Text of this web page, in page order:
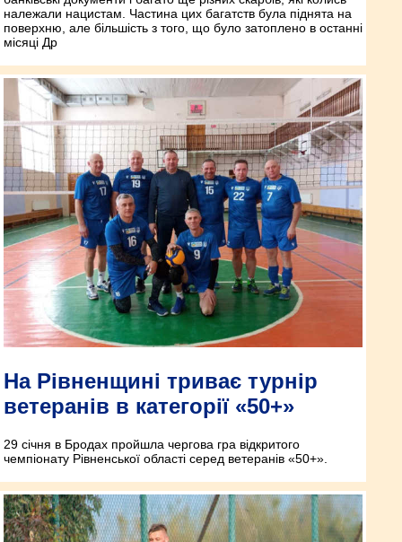
належали нацистам. Частина цих багатств була піднята на
поверхню, але більшість з того, що було затоплено в останні
місяці Др
На Рівненщині триває турнір
ветеранів в категорії «50+»
29 січня в Бродах пройшла чергова гра відкритого
чемпіонату Рівненської області серед ветеранів «50+».